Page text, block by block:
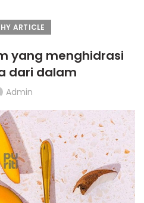
ARTICLE
yang menghidrasi
dari dalam
Admin